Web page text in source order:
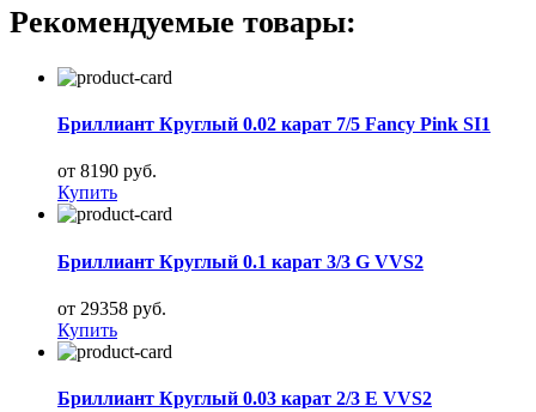
Рекомендуемые товары:
Бриллиант Круглый 0.02 карат 7/5 Fancy Pink SI1
от 8190 руб.
Купить
Бриллиант Круглый 0.1 карат 3/3 G VVS2
от 29358 руб.
Купить
Бриллиант Круглый 0.03 карат 2/3 E VVS2